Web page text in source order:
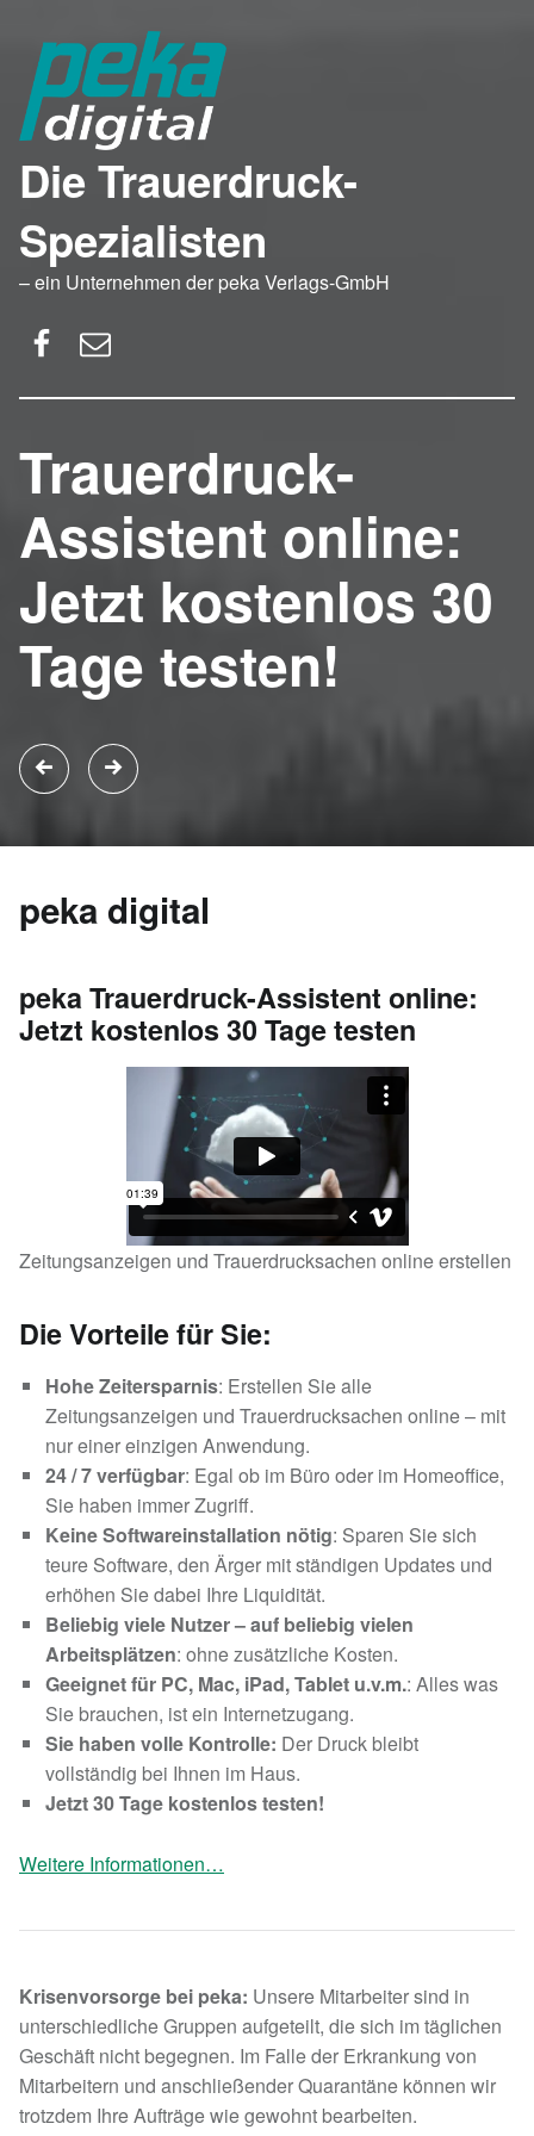
Die Trauerdruck-
Spezialisten
– ein Unternehmen der peka Verlags-GmbH
Trauerdruck-
Assistent online:
Jetzt kostenlos 30
Tage testen!
peka digital
peka Trauerdruck-Assistent online:
Jetzt kostenlos 30 Tage testen
Zeitungsanzeigen und Trauerdrucksachen online erstellen
Die Vorteile für Sie:
Hohe Zeitersparnis: Erstellen Sie alle
Zeitungsanzeigen und Trauerdrucksachen online – mit
nur einer einzigen Anwendung.
24 / 7 verfügbar: Egal ob im Büro oder im Homeoffice,
Sie haben immer Zugriff.
Keine Softwareinstallation nötig: Sparen Sie sich
teure Software, den Ärger mit ständigen Updates und
erhöhen Sie dabei Ihre Liquidität.
Beliebig viele Nutzer – auf beliebig vielen
Arbeitsplätzen: ohne zusätzliche Kosten.
Geeignet für PC, Mac, iPad, Tablet u.v.m.: Alles was
Sie brauchen, ist ein Internetzugang.
Sie haben volle Kontrolle: Der Druck bleibt
vollständig bei Ihnen im Haus.
Jetzt 30 Tage kostenlos testen!
Weitere Informationen…
Krisenvorsorge bei peka: Unsere Mitarbeiter sind in
unterschiedliche Gruppen aufgeteilt, die sich im täglichen
Geschäft nicht begegnen. Im Falle der Erkrankung von
Mitarbeitern und anschließender Quarantäne können wir
trotzdem Ihre Aufträge wie gewohnt bearbeiten.